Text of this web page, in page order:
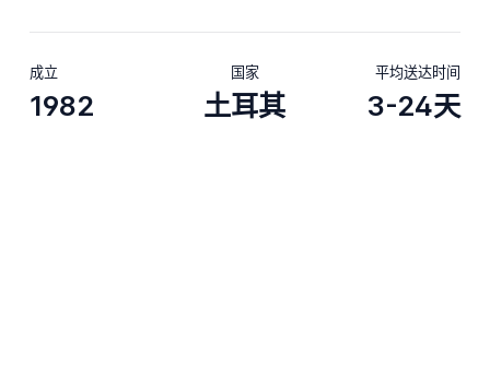
成立
1982
国家
土耳其
平均送达时间
3-24天